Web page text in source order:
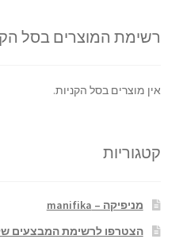
רשימת המוצרים בסל
אין מוצרים בסל הקניות.
קטגוריות
מניפיקה – manifika
הצטרפו לרשימת המבצעים